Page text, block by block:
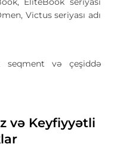
Victus seriyası adı
və çeşiddə
və Keyfiyyətli